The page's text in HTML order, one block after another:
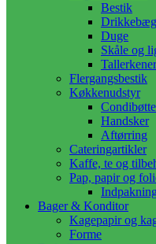
Bestik
Duge
Skåle og
Tallerkener
Flergangsbestik
Køkkenudstyr
Handsker
Aftørring
Cateringartikler
Kaffe, te og
Pap, papir og
Bager & Konditor
Kagepapir og
Forme